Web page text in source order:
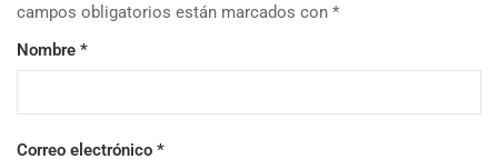
campos obligatorios están marcados con *
Nombre *
Correo electrónico *